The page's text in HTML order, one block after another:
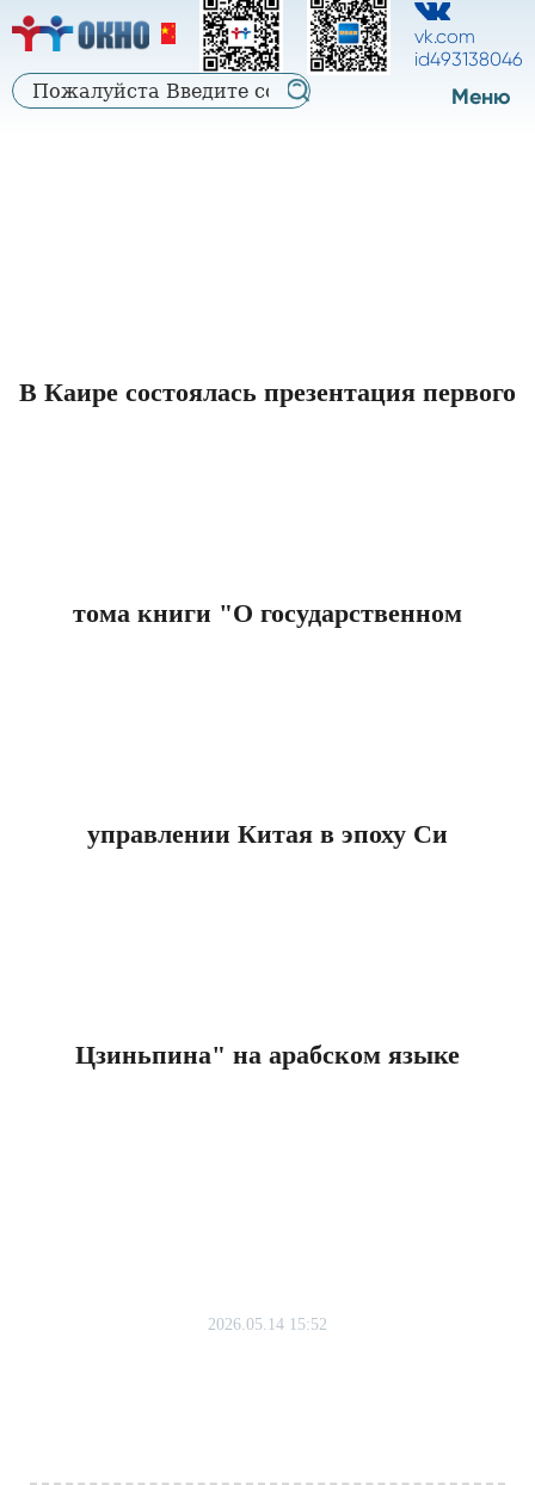
中
文
русский
中
文
vk.com
id493138046
Меню
В Каире состоялась презентация первого
тома книги "О государственном
управлении Китая в эпоху Си
Цзиньпина" на арабском языке
2026.05.14 15:52